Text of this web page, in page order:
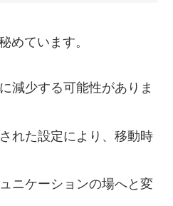
めています。
減少する可能性がありま
れた設定により、移動時
ニケーションの場へと変